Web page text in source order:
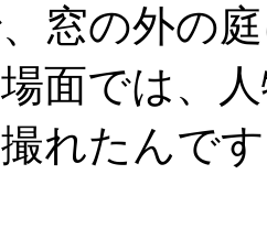
窓の外の
面では、
れたんで